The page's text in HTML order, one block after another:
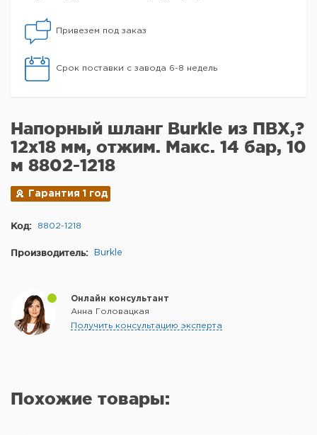
Привезем под заказ
Срок поставки с завода 6-8 недель
Напорный шланг Burkle из ПВХ,?
12x18 мм, отжим. Макс. 14 бар, 10
м 8802-1218
Гарантия 1 год
Код: 8802-1218
Производитель: Burkle
Онлайн консультант
Анна Головацкая
Получить консультацию эксперта
Похожие товары: